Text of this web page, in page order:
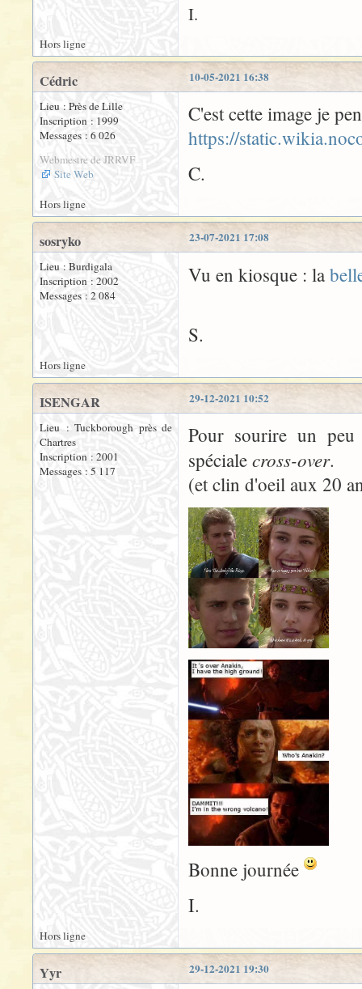
I.
Hors ligne
10-05-2021 16:38
Cédric
Lieu : Près de Lille
Inscription : 1999
Messages : 6 026
Webmestre de JRRVF
Site Web
C'est cette image je
https://
C.
Hors ligne
23-07-2021 17:08
sosryko
Lieu : Burdigala
Inscription : 2002
Messages : 2 084
Vu en kiosque : la
S.
Hors ligne
29-12-2021 10:52
ISENGAR
Lieu : Tuckborough près de
Chartres
Inscription : 2001
Messages : 5 117
Pour sourire un
spéciale cross-over.
(et clin d'oeil aux 20
Bonne journée
I.
Hors ligne
29-12-2021 19:30
Yyr